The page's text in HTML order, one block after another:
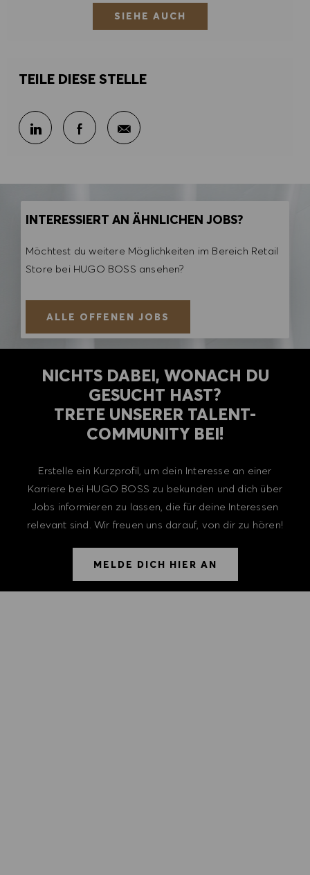
SIEHE AUCH
TEILE DIESE STELLE
Über LinkedIn teilen
Über Facebook teilen
Per E-Mail teilen
INTERESSIERT AN ÄHNLICHEN JOBS?
Möchtest du weitere Möglichkeiten im Bereich Retail
Store bei HUGO BOSS ansehen?
ALLE OFFENEN JOBS
NICHTS DABEI, WONACH DU
GESUCHT HAST?
TRETE UNSERER TALENT-
COMMUNITY BEI!
Erstelle ein Kurzprofil, um dein Interesse an einer
Karriere bei HUGO BOSS zu bekunden und dich über
Jobs informieren zu lassen, die für deine Interessen
relevant sind. Wir freuen uns darauf, von dir zu hören!
MELDE DICH HIER AN